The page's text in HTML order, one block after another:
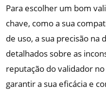
Para escolher um bom
chave, como a sua
de uso, a sua precisão
detalhados sobre as
reputação do validador
garantir a sua eficácia e